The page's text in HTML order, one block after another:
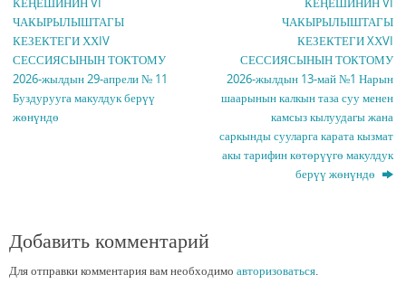
ЧАКЫРЫЛЫШТАГЫ
КЕЗЕКТЕГИ ХХIV
СЕССИЯСЫНЫН ТОКТОМУ
2026-жылдын 29-апрели № 11
Буздурууга макулдук берүү
жөнүндө
ЧАКЫРЫЛЫШТАГЫ
КЕЗЕКТЕГИ XХVI
СЕССИЯСЫНЫН ТОКТОМУ
2026-жылдын 13-май №1 Нарын
шаарынын калкын таза суу менен
камсыз кылуудагы жана
саркынды сууларга карата кызмат
акы тарифин көтөрүүгө макулдук
берүү жөнүндө
Добавить комментарий
Для отправки комментария вам необходимо авторизоваться.